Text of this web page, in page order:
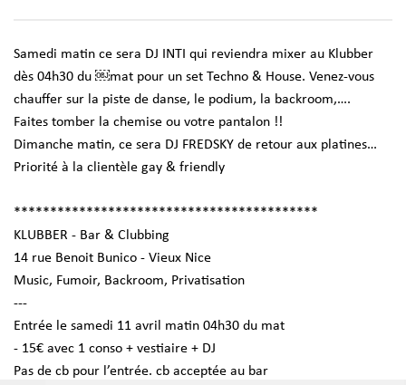
Samedi matin ce sera DJ INTI qui reviendra mixer au Klubber
dès 04h30 du ￼mat pour un set Techno & House. Venez-vous
chauffer sur la piste de danse, le podium, la backroom,….
Faites tomber la chemise ou votre pantalon !!
Dimanche matin, ce sera DJ FREDSKY de retour aux platines…
Priorité à la clientèle gay & friendly
******************************************
KLUBBER - Bar & Clubbing
14 rue Benoit Bunico - Vieux Nice
Music, Fumoir, Backroom, Privatisation
---
Entrée le samedi 11 avril matin 04h30 du mat
- 15€ avec 1 conso + vestiaire + DJ
Pas de cb pour l’entrée. cb acceptée au bar